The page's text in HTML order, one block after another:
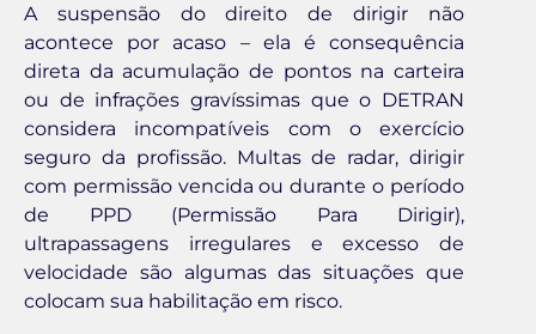
A suspensão do direito de dirigir não
acontece por acaso – ela é consequência
direta da acumulação de pontos na carteira
ou de infrações gravíssimas que o DETRAN
considera incompatíveis com o exercício
seguro da profissão. Multas de radar, dirigir
com permissão vencida ou durante o período
de PPD (Permissão Para Dirigir),
ultrapassagens irregulares e excesso de
velocidade são algumas das situações que
colocam sua habilitação em risco.